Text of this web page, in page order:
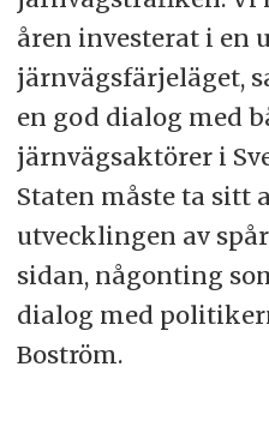
åren investerat i en
järnvägsfärjeläget,
en god dialog med
järnvägsaktörer i
Staten måste ta sitt
utvecklingen av
sidan, någonting
dialog med
Boström.